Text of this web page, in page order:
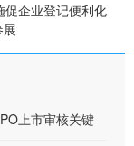
促企业登记便利化
上市审核关键